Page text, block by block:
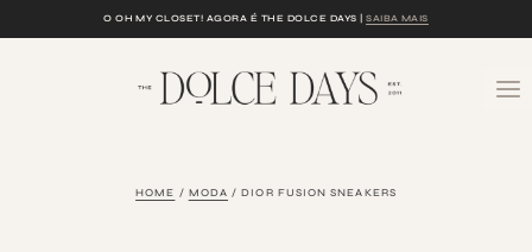
O OH MY CLOSET! AGORA É THE DOLCE DAYS |SAIBA MAIS
HOME / MODA / DIOR FUSION SNEAKERS